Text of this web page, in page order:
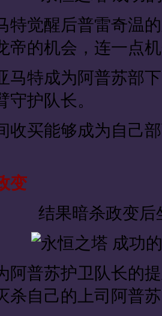
觉醒后普雷奇温的
帝的机会，连一点
特成为阿普苏部下
守护队长。
买能够成为自己部
变
结果暗杀政变后
普苏护卫队长的提
杀自己的上司阿普